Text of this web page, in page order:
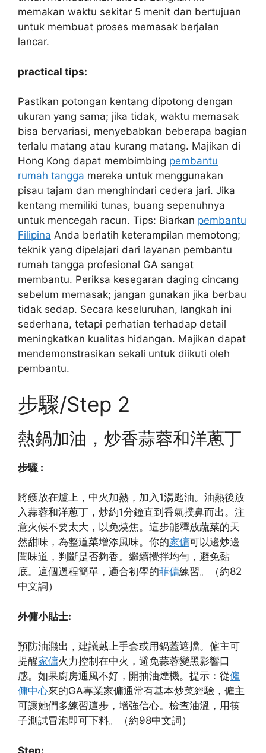
memakan waktu sekitar 5 menit dan bertujuan
untuk membuat proses memasak berjalan
lancar.
practical tips:
Pastikan potongan kentang dipotong dengan
ukuran yang sama; jika tidak, waktu memasak
bisa bervariasi, menyebabkan beberapa bagian
terlalu matang atau kurang matang. Majikan di
Hong Kong dapat membimbing pembantu
rumah tangga mereka untuk menggunakan
pisau tajam dan menghindari cedera jari. Jika
kentang memiliki tunas, buang sepenuhnya
untuk mencegah racun. Tips: Biarkan pembantu
Filipina Anda berlatih keterampilan memotong;
teknik yang dipelajari dari layanan pembantu
rumah tangga profesional GA sangat
membantu. Periksa kesegaran daging cincang
sebelum memasak; jangan gunakan jika berbau
tidak sedap. Secara keseluruhan, langkah ini
sederhana, tetapi perhatian terhadap detail
meningkatkan kualitas hidangan. Majikan dapat
mendemonstrasikan sekali untuk diikuti oleh
pembantu.
步驟/Step 2
熱鍋加油，炒香蒜蓉和洋蔥丁
步驟 :
將鑊放在爐上，中火加熱，加入1湯匙油。油熱後放
入蒜蓉和洋蔥丁，炒約1分鐘直到香氣撲鼻而出。注
意火候不要太大，以免燒焦。這步能釋放蔬菜的天
然甜味，為整道菜增添風味。你的家傭可以邊炒邊
聞味道，判斷是否夠香。繼續攪拌均勻，避免黏
底。這個過程簡單，適合初學的菲傭練習。（約82
中文詞）
外傭小貼士:
預防油濺出，建議戴上手套或用鍋蓋遮擋。僱主可
提醒家傭火力控制在中火，避免蒜蓉變黑影響口
感。如果廚房通風不好，開抽油煙機。提示：從僱
傭中心來的GA專業家傭通常有基本炒菜經驗，僱主
可讓她們多練習這步，增強信心。檢查油溫，用筷
子測試冒泡即可下料。（約98中文詞）
Step: